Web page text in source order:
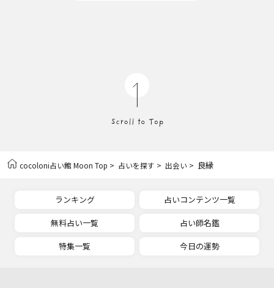
cocoloni占い館 Moon Top > 占いを探す > 出会い > 良縁
ランキング
占いコンテンツ一覧
無料占い一覧
占い師名鑑
特集一覧
今日の運勢